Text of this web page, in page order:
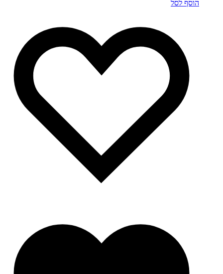
הוסף לסל